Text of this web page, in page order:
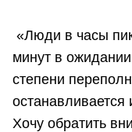
«Люди в часы
минут в
степени
останавливается
Хочу обратить